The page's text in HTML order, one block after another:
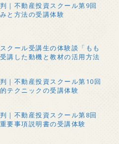
｜不動産投資スクール第9回
と方法の受講体験
クール受講生の体験談「もも
講した動機と教材の活用方法
｜不動産投資スクール第10回
テクニックの受講体験
｜不動産投資スクール第8回
要事項説明書の受講体験